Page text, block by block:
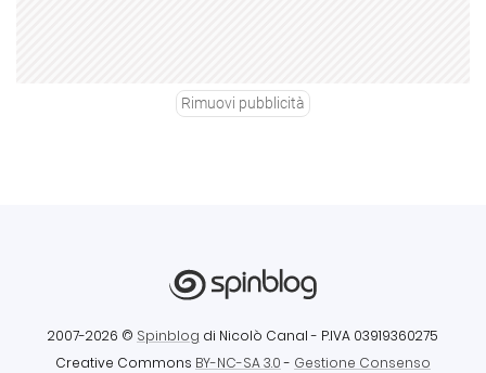
Rimuovi pubblicità
2007-2026 © Spinblog di Nicolò Canal - P.IVA 03919360275
Creative Commons BY-NC-SA 3.0- Gestione Consenso